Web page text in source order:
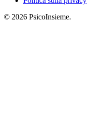
© 2026 PsicoInsieme.